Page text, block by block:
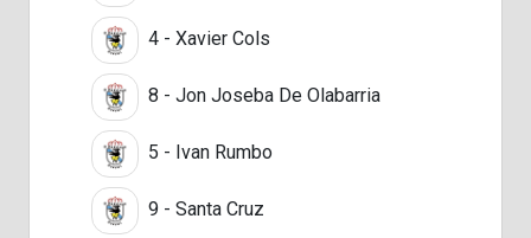
4 - Xavier Cols
8 - Jon Joseba De Olabarria
5 - Ivan Rumbo
9 - Santa Cruz